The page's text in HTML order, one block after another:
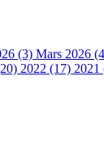
(3) Mars 2026
2022 (17) 2021